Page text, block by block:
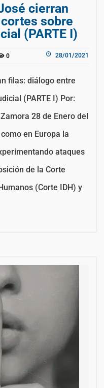
cierran
sobre
(PARTE I)
0 28/01/2021
filas: diálogo entre
(PARTE I) Por:
28 de Enero del
en Europa la
ataques
de la Corte
(Corte IDH) y